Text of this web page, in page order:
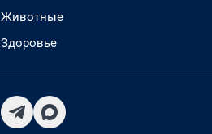
Животные
Здоровье